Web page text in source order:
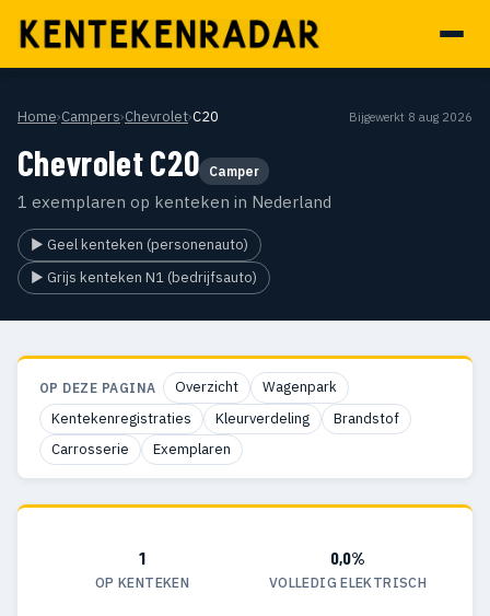
Home›Campers›Chevrolet›C20 Bijgewerkt 8 aug 2026
Chevrolet C20 Camper
1 exemplaren op kenteken in Nederland
▶ Geel kenteken (personenauto)
▶ Grijs kenteken N1 (bedrijfsauto)
OP DEZE PAGINA Overzicht
Wagenpark
Kentekenregistraties
Kleurverdeling
Brandstof
Carrosserie
Exemplaren
1
OP KENTEKEN
0,0%
VOLLEDIG ELEKTRISCH